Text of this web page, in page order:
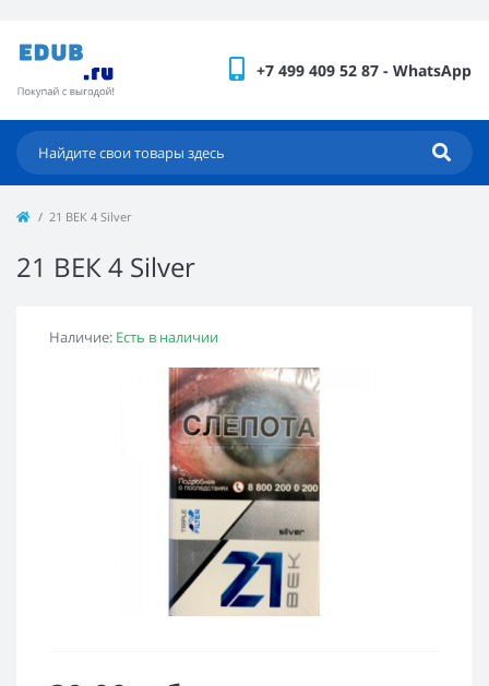
+7 499 409 52 87 - WhatsApp
21 ВЕК 4 Silver
21 ВЕК 4 Silver
Наличие: Есть в наличии